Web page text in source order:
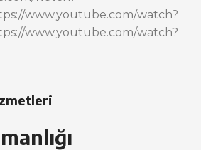
www.youtube.com/watch?
www.youtube.com/watch?